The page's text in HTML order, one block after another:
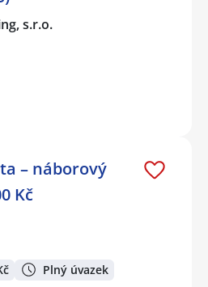
s.r.o.
– náborový
Kč
Plný úvazek